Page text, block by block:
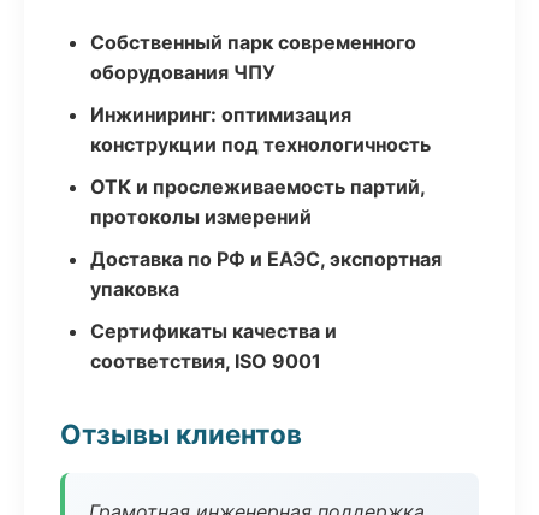
Собственный парк современного
оборудования ЧПУ
Инжиниринг: оптимизация
конструкции под технологичность
ОТК и прослеживаемость партий,
протоколы измерений
Доставка по РФ и ЕАЭС, экспортная
упаковка
Сертификаты качества и
соответствия, ISO 9001
Отзывы клиентов